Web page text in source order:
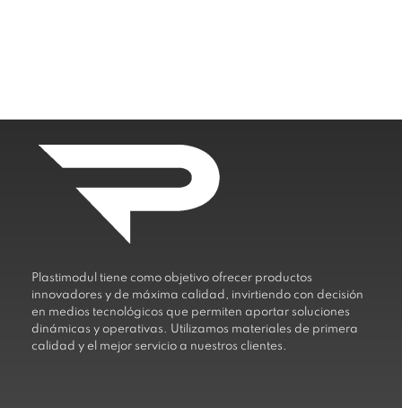
Plastimodul tiene como objetivo ofrecer productos
innovadores y de máxima calidad, invirtiendo con decisión
en medios tecnológicos que permiten aportar soluciones
dinámicas y operativas. Utilizamos materiales de primera
calidad y el mejor servicio a nuestros clientes.